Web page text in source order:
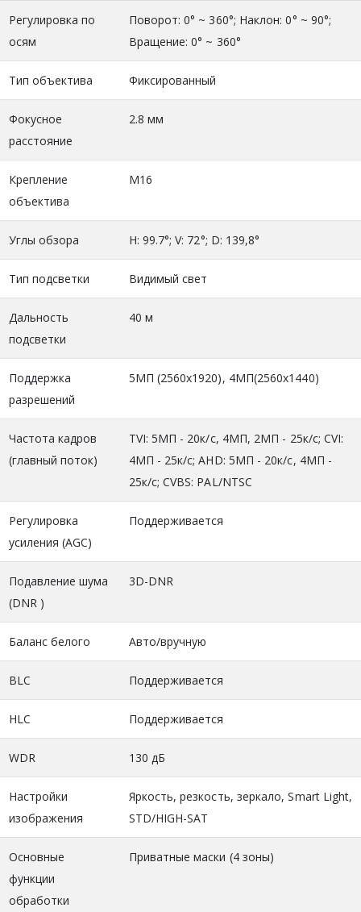
Регулировка по
осям
Поворот: 0° ~ 360°; Наклон: 0° ~ 90°;
Вращение: 0° ~ 360°
Тип объектива Фиксированный
Фокусное
расстояние
2.8 мм
Крепление
объектива
М16
Углы обзора H: 99.7°; V: 72°; D: 139,8°
Тип подсветки Видимый свет
Дальность
подсветки
40 м
Поддержка
разрешений
5MП (2560x1920), 4МП(2560х1440)
Частота кадров
(главный поток)
TVI: 5МП - 20к/с, 4МП, 2МП - 25к/с; CVI:
4МП - 25к/с; AHD: 5МП - 20к/с, 4МП -
25к/с; CVBS: PAL/NTSC
Регулировка
усиления (AGC)
Поддерживается
Подавление шума
(DNR )
3D-DNR
Баланс белого Авто/вручную
BLC Поддерживается
HLC Поддерживается
WDR 130 дБ
Настройки
изображения
Яркость, резкость, зеркало, Smart Light,
STD/HIGH-SAT
Основные
функции
обработки
Приватные маски (4 зоны)